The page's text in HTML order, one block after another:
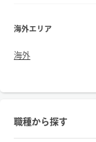
海外エリア
海外
職種から探す